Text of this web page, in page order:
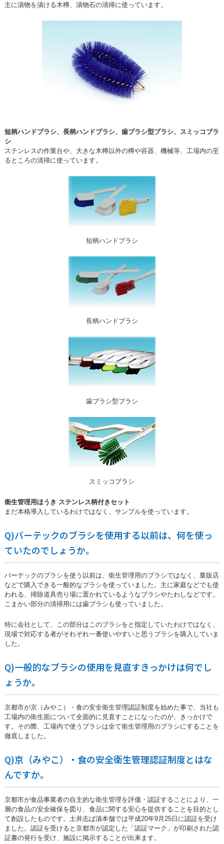
主に漬物を漬ける木樽、漬物石の清掃に使っています。
短柄ハンドブラシ、長柄ハンドブラシ、歯ブラシ型ブラシ、スミッコブラ
シ
ステンレスの作業台や、大きな木樽以外の樽や容器、機械等、工場内の至
るところの清掃に使っています。
短柄ハンドブラシ
長柄ハンドブラシ
歯ブラシ型ブラシ
スミッコブラシ
衛生管理用ほうき ステンレス柄付きセット
まだ本格導入しているわけではなく、サンプルを使っています。
Q)バーテックのブラシを使用する以前は、何を使っ
ていたのでしょうか。
バーテックのブラシを使う以前は、衛生管理用のブラシではなく、量販店
などで購入できる一般的なブラシを使っていました。主に家庭などでも使
われる、掃除道具売り場に置かれているようなブラシやたわしなどです。
こまかい部分の清掃用には歯ブラシも使っていました。
特に会社として、この部分はこのブラシをと指定していたわけではなく、
現場で対応する者がそれぞれ一番使いやすいと思うブラシを購入していま
した。
Q)一般的なブラシの使用を見直すきっかけは何でし
ょうか。
京都市が京（みやこ）・食の安全衛生管理認証制度を始めた事で、当社も
工場内の衛生面について全面的に見直すことになったのが、きっかけで
す。その際、工場内で使うブラシは全て衛生管理用のブラシにすることを
徹底しました。
Q)京（みやこ）・食の安全衛生管理認証制度とはな
んですか。
京都市が食品事業者の自主的な衛生管理を評価・認証することにより、一
層の食品の安全確保を図り、食品に関する安心を提供することを目的とし
て創設したものです。土井志ば漬本舗では平成20年9月25日に認証を受け
ました。認証を受けると京都市が認定した「認証マーク」が印刷された認
証書の発行を受け、施設に掲示することが出来ます。